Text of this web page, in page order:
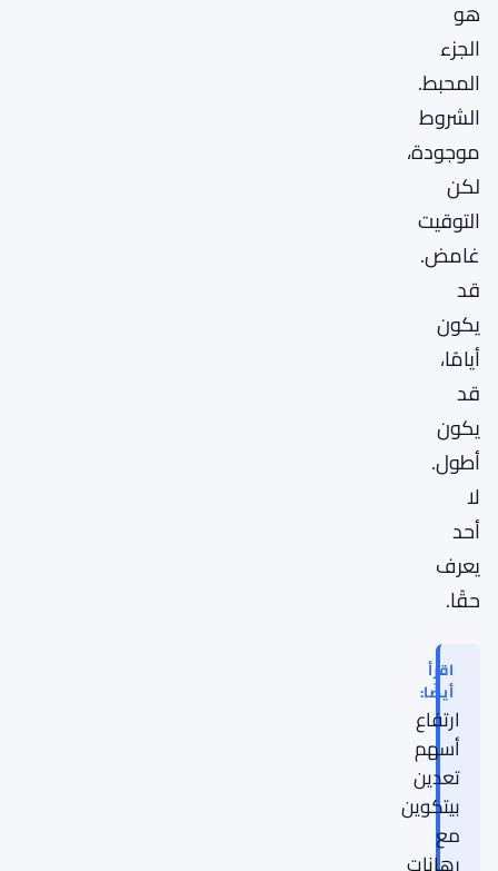
هو
الجزء
المحبط.
الشروط
موجودة،
لكن
التوقيت
غامض.
قد
يكون
أيامًا،
قد
يكون
أطول.
لا
أحد
يعرف
حقًا.
اقرأ
أيضًا:
ارتفاع
أسهم
تعدين
بيتكوين
مع